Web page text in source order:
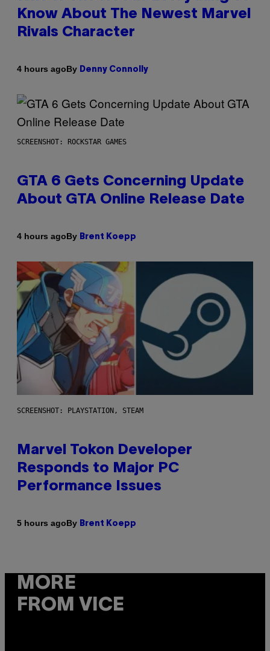
Know About The Newest Marvel
Rivals Character
4 hours agoBy Denny Connolly
SCREENSHOT: ROCKSTAR GAMES
GTA 6 Gets Concerning Update
About GTA Online Release Date
4 hours agoBy Brent Koepp
SCREENSHOT: PLAYSTATION, STEAM
Marvel Tokon Developer
Responds to Major PC
Performance Issues
5 hours agoBy Brent Koepp
MORE
FROM VICE